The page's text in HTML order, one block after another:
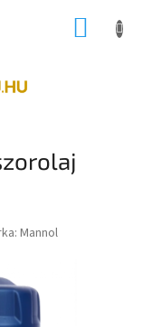
KOSÁR
Mannol